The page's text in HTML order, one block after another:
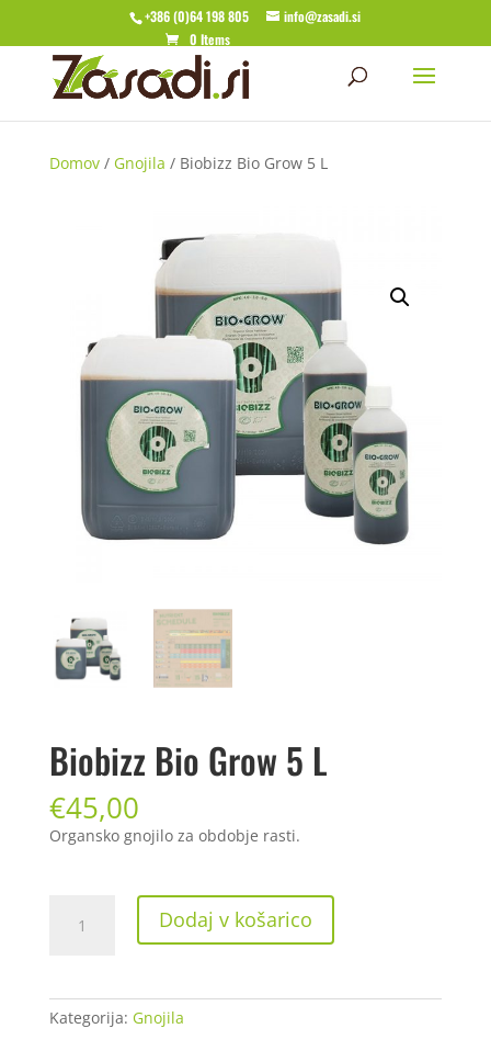
+386 (0)64 198 805
info@zasadi.si
0 Items
Domov/ Gnojila / Biobizz Bio Grow 5 L
Biobizz Bio Grow 5 L
€45,00
Organsko gnojilo za obdobje rasti.
L
količina
Dodaj v košarico
Kategorija: Gnojila